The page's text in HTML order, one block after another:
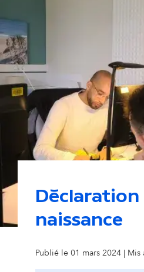
Déclaration
naissance
Publié le 01 mars 2024 |